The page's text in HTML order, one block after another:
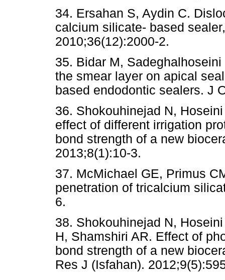
34. Ersahan S, Aydin C.
calcium silicate- based
2010;36(12):2000-2.
35. Bidar M,
the smear layer on apical
based endodontic sealers. J
36. Shokouhinejad N,
effect of different irrigation
bond strength of a new
2013;8(1):10-3.
37. McMichael GE, Primus
penetration of tricalcium
6.
38. Shokouhinejad N,
H, Shamshiri AR. Effect of
bond strength of a new
Res J (Isfahan).